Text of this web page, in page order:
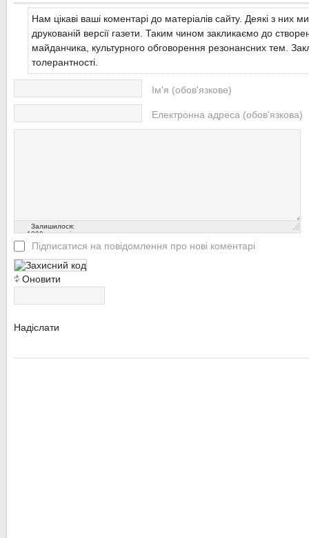
Читати більше...
будівництво каплички Святого Франциска. Автор пам’ятника...
Читати більше...
Нам цікаві ваші коментарі до матеріалів сайту. Деякі з них
друкованій версії газети. Таким чином закликаємо до
майданчика, культурного обговорення резонансних тем.
толерантності.
Ім'я (обов'язкове)
Електронна адреса (обов'язкова)
Залишилося:
1000символів
Підписатися на повідомлення про нові коментарі
Оновити
Надіслати